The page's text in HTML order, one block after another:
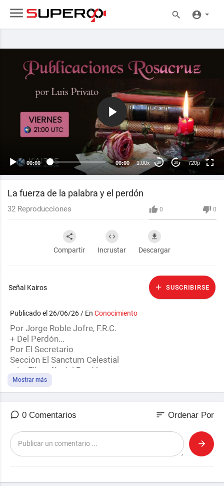
00:00 00:00 1.00x 20 20 720p
720p
480p
360p
240p
La fuerza de la palabra y el perdón
0 0
32 Reproducciones
Compartir Incrustar Descargar
Señal Kairos SUSCRIBIRSE
Publicado el 26/06/26 / En Conocimiento
Por Jorge Roble Jofre, F.R.C.
+ Del Perdón...
Por El Secretario
Sección El Sanctum Celestial
+ La Filosofía del Perdón
Publicado en El Foro Rosacruz
+ El Perdón
Mostrar más
0 Comentarios sort Ordenar Por